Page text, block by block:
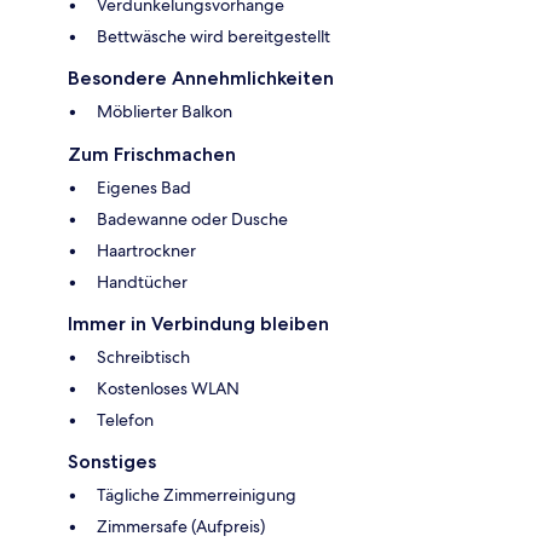
Verdunkelungsvorhänge
Bettwäsche wird bereitgestellt
Besondere Annehmlichkeiten
Möblierter Balkon
Zum Frischmachen
Eigenes Bad
Badewanne oder Dusche
Haartrockner
Handtücher
Immer in Verbindung bleiben
Schreibtisch
Kostenloses WLAN
Telefon
Sonstiges
Tägliche Zimmerreinigung
Zimmersafe (Aufpreis)